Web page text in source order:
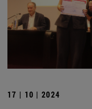
17 | 10 | 2024